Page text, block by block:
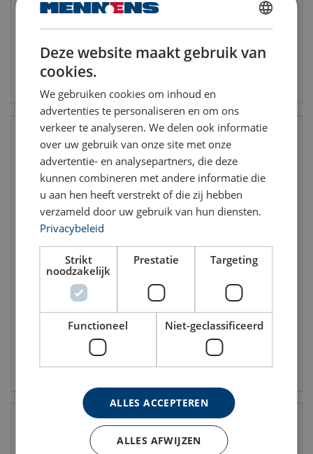
WLL: 0.28 - 10 ton
Bekijk product
R-7827 RVS harpsluiting MB
WLL: 0.3 - 3 ton
R-7825 RVS harpsluiting BB
DUTCH
ENGLISH TRANSLATION
Deze website maakt gebruik van
cookies.
We gebruiken cookies om inhoud en
advertenties te personaliseren en om ons
verkeer te analyseren. We delen ook informatie
over uw gebruik van onze site met onze
advertentie- en analysepartners, die deze
kunnen combineren met andere informatie die
u aan hen heeft verstrekt of die zij hebben
verzameld door uw gebruik van hun diensten.
Privacybeleid
Strikt
noodzakelijk
Prestatie Targeting
Functioneel Niet-geclassificeerd
ALLES ACCEPTEREN
ALLES AFWIJZEN